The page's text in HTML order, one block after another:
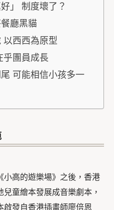
」 制度壞了？
廳黑貓
以西西為原型
乎團員成長
可能相信小孩多一
小高的遊樂場》之後，香港
童繪本發展成音樂劇本，
啟發自香港插畫師廖倍恩